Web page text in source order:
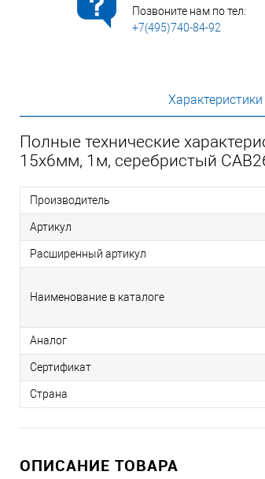
Позвоните нам по тел:
+7(495)740-84-92
Характеристики
Полные технические
15х6мм, 1м, серебристый
Производитель
Артикул
Расширенный артикул
Наименование в каталоге
Аналог
Сертификат
Страна
ОПИСАНИЕ ТОВАРА